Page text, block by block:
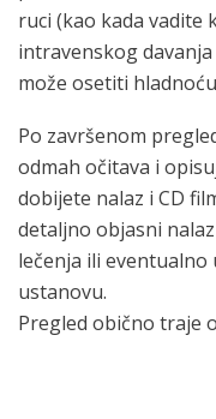
ruci (kao kada vadite
intravenskog
može osetiti
Po završenom
odmah očitava i
dobijete nalaz i CD
detaljno objasni
lečenja ili
ustanovu.
Pregled obično traje